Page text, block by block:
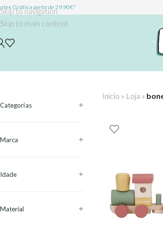
Skip to navigation
Skip to main content
Grátis a partir de 29.90€*
Categorias
Marca
Idade
Material
Início » Loja »